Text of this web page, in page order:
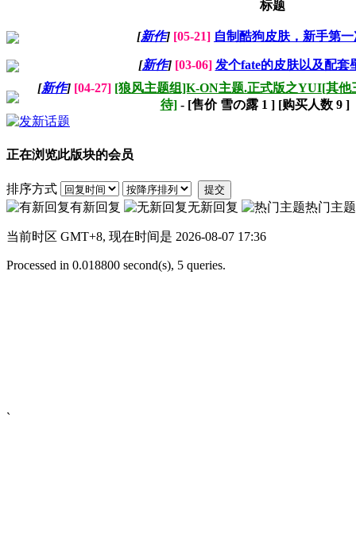
标题
[新作] [05-21] 自制酷狗皮肤，新手第
[新作] [03-06] 发个fate的皮肤以及配套
[新作] [04-27] [狼风主题组]K-ON主题.正式版之YUI[其他
待]- [售价 雪の露 1 ] [购买人数 9 ]
正在浏览此版块的会员
排序方式 提交
有新回复 无新回复 热门主题
当前时区 GMT+8, 现在时间是 2026-08-07 17:36
Processed in 0.018800 second(s), 5 queries.
`